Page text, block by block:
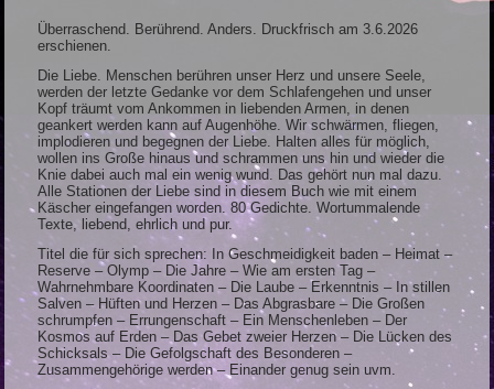
Überraschend. Berührend. Anders. Druckfrisch am 3.6.2026
erschienen.
Die Liebe. Menschen berühren unser Herz und unsere Seele,
werden der letzte Gedanke vor dem Schlafengehen und unser
Kopf träumt vom Ankommen in liebenden Armen, in denen
geankert werden kann auf Augenhöhe. Wir schwärmen, fliegen,
implodieren und begegnen der Liebe. Halten alles für möglich,
wollen ins Große hinaus und schrammen uns hin und wieder die
Knie dabei auch mal ein wenig wund. Das gehört nun mal dazu.
Alle Stationen der Liebe sind in diesem Buch wie mit einem
Käscher eingefangen worden. 80 Gedichte. Wortummalende
Texte, liebend, ehrlich und pur.
Titel die für sich sprechen: In Geschmeidigkeit baden – Heimat –
Reserve – Olymp – Die Jahre – Wie am ersten Tag –
Wahrnehmbare Koordinaten – Die Laube – Erkenntnis – In stillen
Salven – Hüften und Herzen – Das Abgrasbare – Die Großen
schrumpfen – Errungenschaft – Ein Menschenleben – Der
Kosmos auf Erden – Das Gebet zweier Herzen – Die Lücken des
Schicksals – Die Gefolgschaft des Besonderen –
Zusammengehörige werden – Einander genug sein uvm.